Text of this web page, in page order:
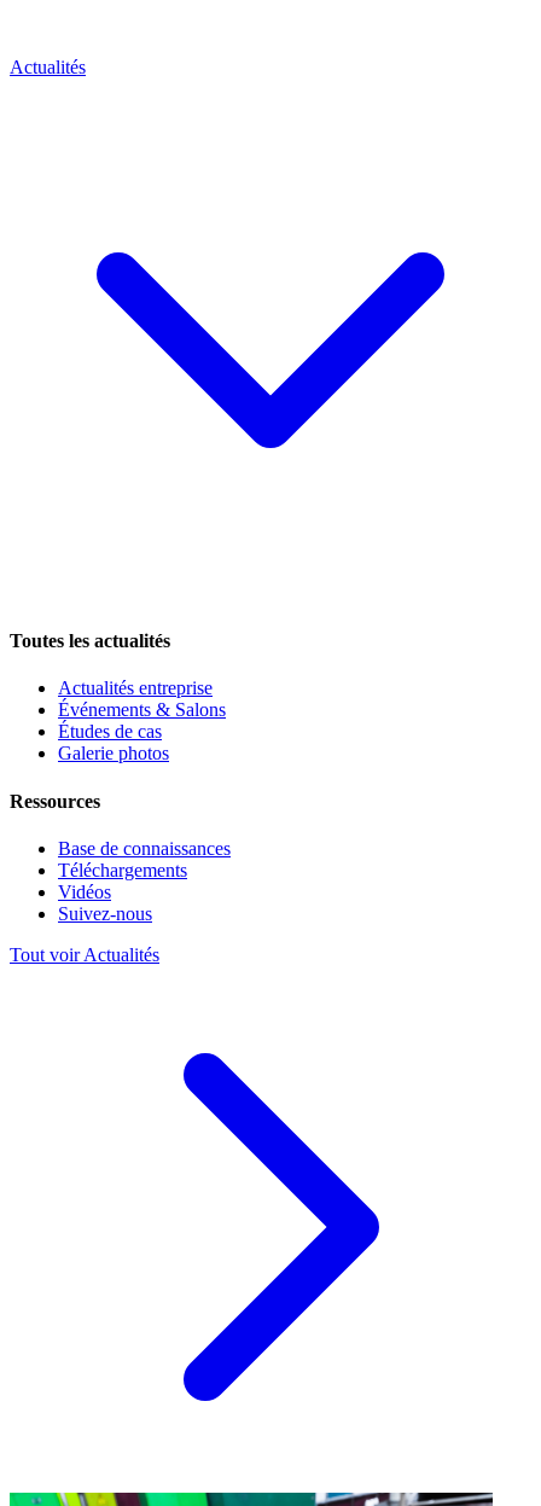
Actualités
Toutes les actualités
Actualités entreprise
Événements & Salons
Études de cas
Galerie photos
Ressources
Base de connaissances
Téléchargements
Vidéos
Suivez-nous
Tout voir Actualités